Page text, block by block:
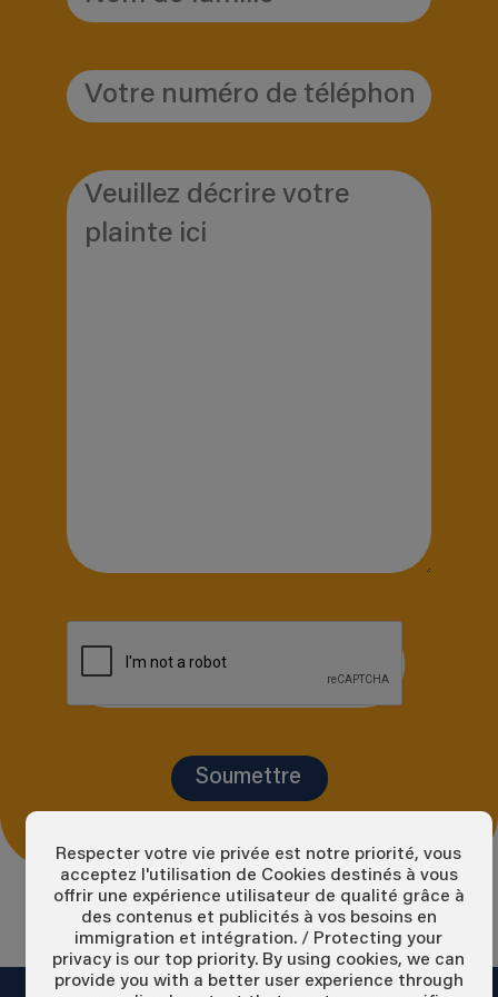
Respecter votre vie privée est notre priorité, vous
acceptez l'utilisation de Cookies destinés à vous
offrir une expérience utilisateur de qualité grâce à
des contenus et publicités à vos besoins en
immigration et intégration. / Protecting your
privacy is our top priority. By using cookies, we can
provide you with a better user experience through
Soumettre